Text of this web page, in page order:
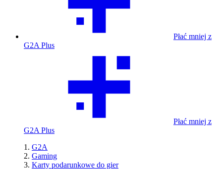
Płać mniej z
G2A Plus
Płać mniej z
G2A Plus
G2A
Gaming
Karty podarunkowe do gier